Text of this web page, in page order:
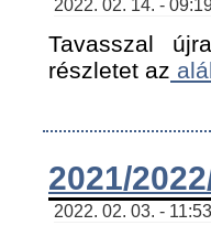
2022. 02. 14. -
Tavasszal
részletet az
2021/
2022. 02. 03. -